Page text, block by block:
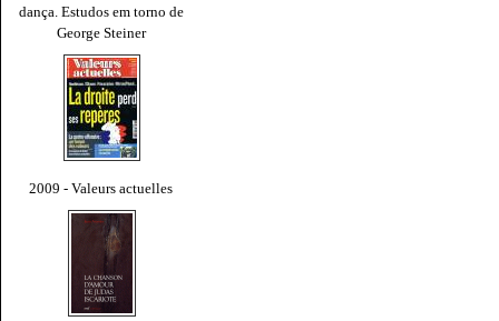
dança. Estudos em torno de
George Steiner
2009 - Valeurs actuelles